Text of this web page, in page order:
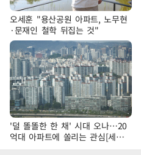
오세훈 "용산공원 아파트, 노무현
·문재인 철학 뒤집는 것"
'덜 똘똘한 한 채' 시대 오나…20
억대 아파트에 쏠리는 관심[세제
개편, 그 이후②]